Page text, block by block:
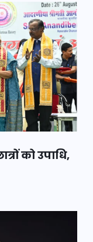
को उपाधि,